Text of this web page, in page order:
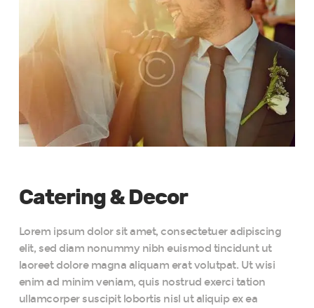
Catering & Decor
Lorem ipsum dolor sit amet, consectetuer adipiscing
elit, sed diam nonummy nibh euismod tincidunt ut
laoreet dolore magna aliquam erat volutpat. Ut wisi
enim ad minim veniam, quis nostrud exerci tation
ullamcorper suscipit lobortis nisl ut aliquip ex ea